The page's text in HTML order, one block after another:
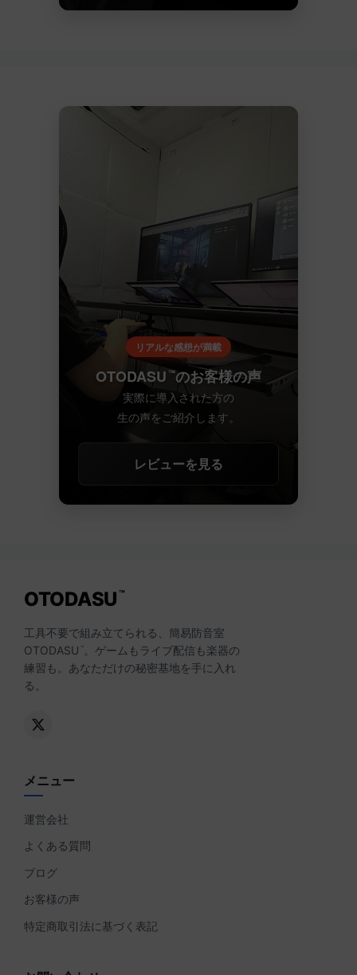
リアルな感想が満載
OTODASU ™のお客様の声
実際に導入された方の
生の声をご紹介します。
レビューを見る
OTODASU ™
工具不要で組み立てられる、簡易防音室
OTODASU ™
。ゲームもライブ配信も楽器の
練習も。あなただけの秘密基地を手に入れ
る。
メニュー
運営会社
よくある質問
ブログ
お客様の声
特定商取引法に基づく表記